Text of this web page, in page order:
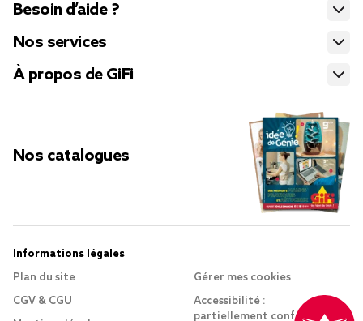
Besoin d’aide ?
Nos services
À propos de GiFi
Nos catalogues
Informations légales
Plan du site
CGV & CGU
Gérer mes cookies
Accessibilité :
partiellement conforme